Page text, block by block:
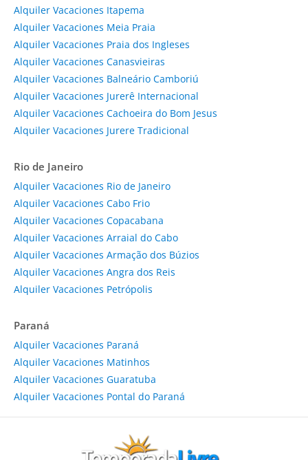
Alquiler Vacaciones Itapema
Alquiler Vacaciones Meia Praia
Alquiler Vacaciones Praia dos Ingleses
Alquiler Vacaciones Canasvieiras
Alquiler Vacaciones Balneário Camboriú
Alquiler Vacaciones Jurerê Internacional
Alquiler Vacaciones Cachoeira do Bom Jesus
Alquiler Vacaciones Jurere Tradicional
Rio de Janeiro
Alquiler Vacaciones Rio de Janeiro
Alquiler Vacaciones Cabo Frio
Alquiler Vacaciones Copacabana
Alquiler Vacaciones Arraial do Cabo
Alquiler Vacaciones Armação dos Búzios
Alquiler Vacaciones Angra dos Reis
Alquiler Vacaciones Petrópolis
Paraná
Alquiler Vacaciones Paraná
Alquiler Vacaciones Matinhos
Alquiler Vacaciones Guaratuba
Alquiler Vacaciones Pontal do Paraná